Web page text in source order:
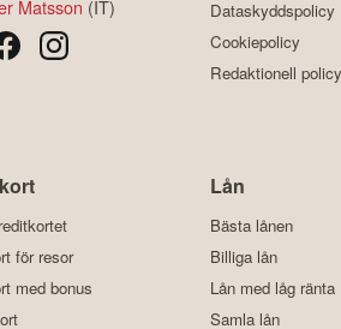
Matsson (IT)
Dataskyddspolicy
Cookiepolicy
Redaktionell policy
för resor
med bonus
Lån
Bästa lånen
Billiga lån
Lån med låg ränta
Samla lån